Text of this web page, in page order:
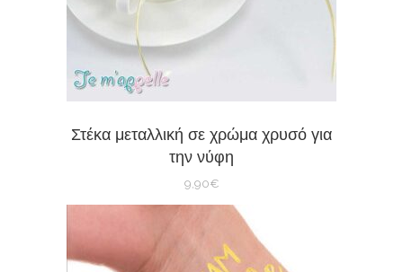
Στέκα μεταλλική σε χρώμα χρυσό για
την νύφη
9,90€